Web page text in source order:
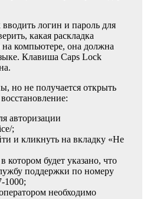
логин и пароль для
какая раскладка
компьютере, она должна
Клавиша Caps Lock
но не получается открыть
авторизации
;
и кликнуть на вкладку «Не
котором будет указано, что
поддержки по номеру
1000;
необходимо